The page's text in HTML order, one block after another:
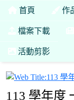
首頁 作
檔案下載
活動剪影
113 學年度